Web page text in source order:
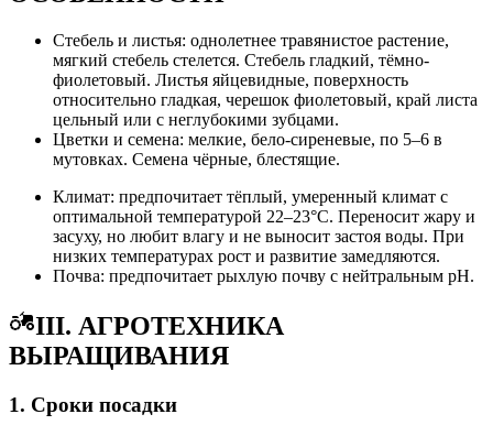
Стебель и листья: однолетнее травянистое растение,
мягкий стебель стелется. Стебель гладкий, тёмно-
фиолетовый. Листья яйцевидные, поверхность
относительно гладкая, черешок фиолетовый, край листа
цельный или с неглубокими зубцами.
Цветки и семена: мелкие, бело-сиреневые, по 5–6 в
мутовках. Семена чёрные, блестящие.
Климат: предпочитает тёплый, умеренный климат с
оптимальной температурой 22–23°C. Переносит жару и
засуху, но любит влагу и не выносит застоя воды. При
низких температурах рост и развитие замедляются.
Почва: предпочитает рыхлую почву с нейтральным pH.
III. АГРОТЕХНИКА
ВЫРАЩИВАНИЯ
1. Сроки посадки